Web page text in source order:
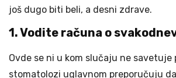
još dugo biti beli, a desni zdrave.
1. Vodite računa o
Ovde se ni u kom slučaju ne
stomatolozi uglavnom preporučuju